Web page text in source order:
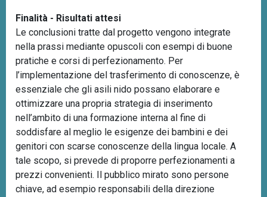
Finalità - Risultati attesi
Le conclusioni tratte dal progetto vengono integrate
nella prassi mediante opuscoli con esempi di buone
pratiche e corsi di perfezionamento. Per
l’implementazione del trasferimento di conoscenze, è
essenziale che gli asili nido possano elaborare e
ottimizzare una propria strategia di inserimento
nell’ambito di una formazione interna al fine di
soddisfare al meglio le esigenze dei bambini e dei
genitori con scarse conoscenze della lingua locale. A
tale scopo, si prevede di proporre perfezionamenti a
prezzi convenienti. Il pubblico mirato sono persone
chiave, ad esempio responsabili della direzione